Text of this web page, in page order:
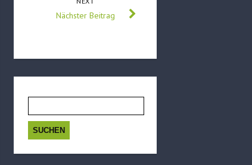
Nächster Beitrag
nach: